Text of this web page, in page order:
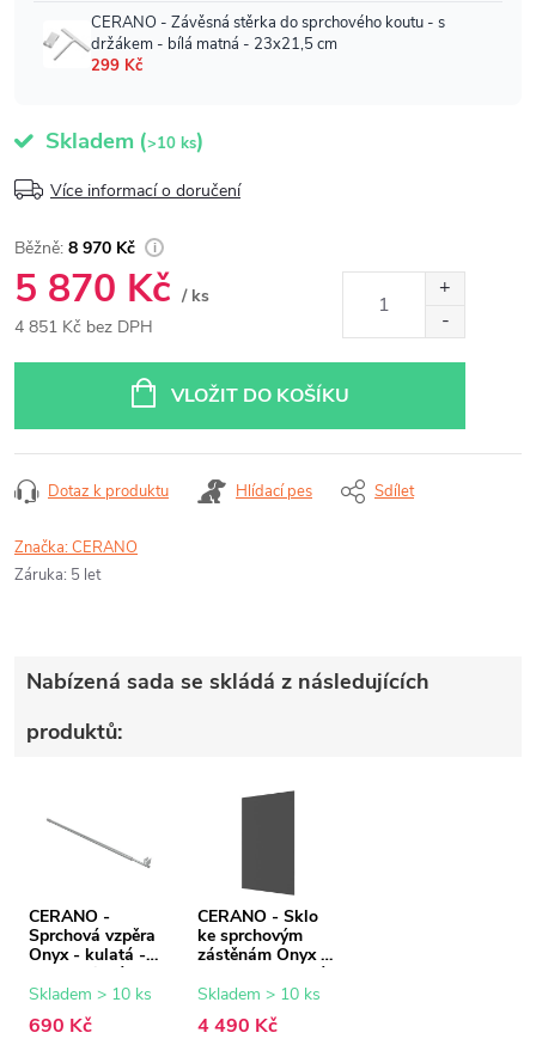
Skladem (>10 ks)
Více informací o doručení
8 970 Kč
5 870 Kč / ks
4 851 Kč bez DPH
VLOŽIT DO KOŠÍKU
Dotaz k produktu Hlídací pes Sdílet
Značka:CERANO
Záruka: 5 let
Nabízená sada se skládá z následujících
produktů:
CERANO -
Sprchová vzpěra
Onyx - kulatá -
teleskopická -
chrom - 77-140
Skladem > 10 ks
690 Kč
CERANO - Sklo
ke sprchovým
zástěnám Onyx -
8 mm - grafitové
sklo - 130x200
Skladem > 10 ks
4 490 Kč